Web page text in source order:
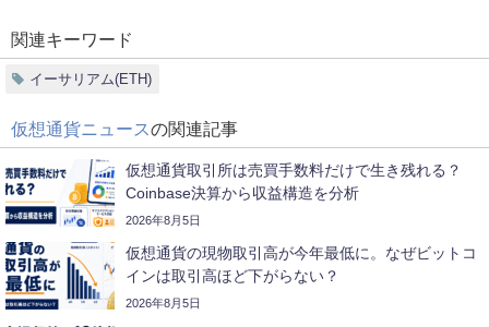
関連キーワード
イーサリアム(ETH)
仮想通貨ニュースの関連記事
仮想通貨取引所は売買手数料だけで生き残れる？
Coinbase決算から収益構造を分析
2026年8月5日
仮想通貨の現物取引高が今年最低に。なぜビットコ
インは取引高ほど下がらない？
2026年8月5日